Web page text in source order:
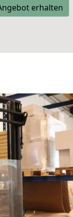
erhalten